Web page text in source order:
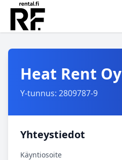
Heat Rent Oy
Y-tunnus: 2809787-9
Yhteystiedot
Käyntiosoite